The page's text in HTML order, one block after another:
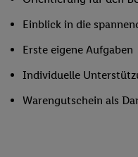
Einblick in die
Erste eigene Aufgaben
Individuelle
Warengutschein als